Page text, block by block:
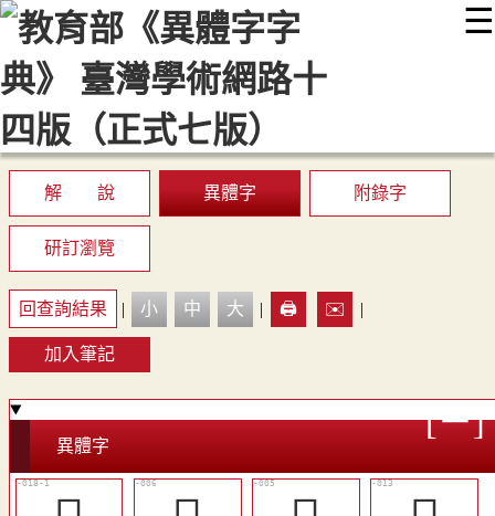
☰
::: 最新消息 常見問題 編輯說明
顯示模式
網站導覽
解 說 異體字 附錄字
研訂瀏覽
回查詢結果 | 小 中 大 | 🖨️ ✉️ |
加入筆記
異體字